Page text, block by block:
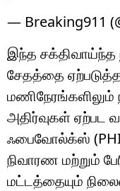
— Breaking911
இந்த சக்திவாய்ந்த
சேதத்தை
மணிநேரங்களிலும்
அதிர்வுகள் ஏற்பட
ஃபைவோல்க்ஸ்
நிவாரண மற்றும்
மட்டத்தையும்